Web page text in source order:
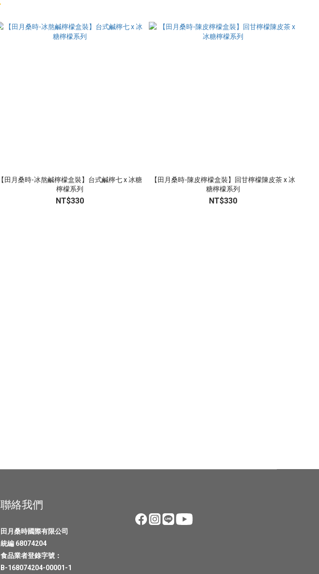
【田月桑時-冰熬鹹檸檬盒裝】台式鹹檸七 x 冰糖
檸檬系列
NT$330
【田月桑時-陳皮檸檬盒裝】回甘檸檬陳皮茶 x 冰
糖檸檬系列
NT$330
聯絡我們
田月桑時國際有限公司
統編 68074204
食品業者登錄字號：
B-168074204-00001-1